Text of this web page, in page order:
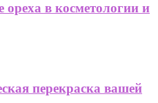
в косметологии и
перекраска вашей